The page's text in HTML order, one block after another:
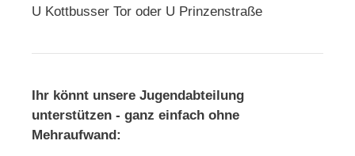
U Kottbusser Tor oder U Prinzenstraße
Ihr könnt unsere Jugendabteilung
unterstützen - ganz einfach ohne
Mehraufwand: